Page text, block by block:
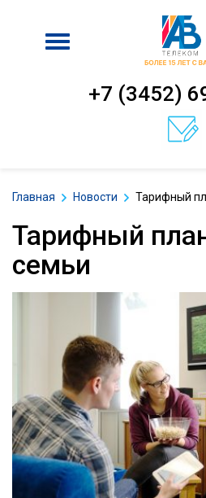
Включить
+7 (3452)
Главная Новости Тарифный
Тарифный
семьи